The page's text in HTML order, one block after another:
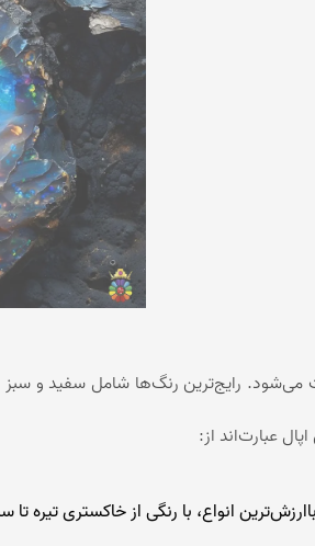
عقیق شجر
عقیق سلیمانی
می‌شود. رایج‌ترین رنگ‌ها شامل سفید و سبز
عبارت‌اند از:
انواع، با رنگی از خاکستری تیره تا